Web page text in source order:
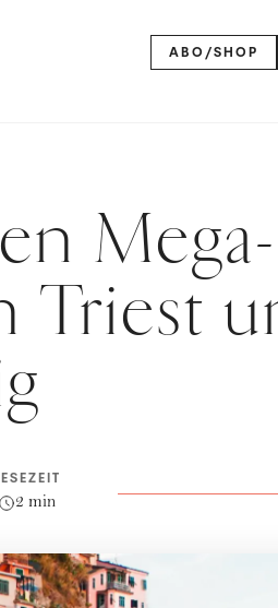
ABO/SHOP
Mega-
Triest
2 min